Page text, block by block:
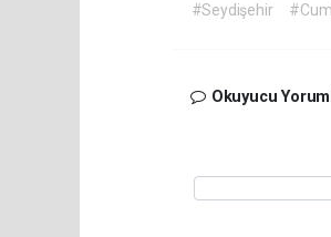
#Seydişehir
Okuyucu